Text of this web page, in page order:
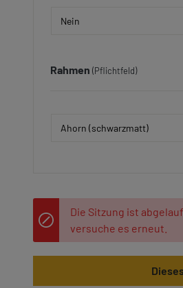
Rahmen (Pflichtfeld)
Die Sitzung ist
versuche es erneut.